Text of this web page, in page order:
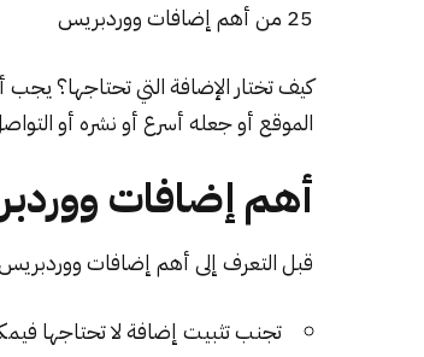
25 من أهم
إضافات ووردبريس
كيف تختار الإضافة التي تحتاجها؟
الموقع أو جعله أسرع أو نشره أو
أهم إضافات
قبل التعرف إلى أهم إضافات ووردبريس الـ 25 والاختيار من بينها، يجب التأكد من النقاط
تجنب تثبيت إضافة لا تحتاجها